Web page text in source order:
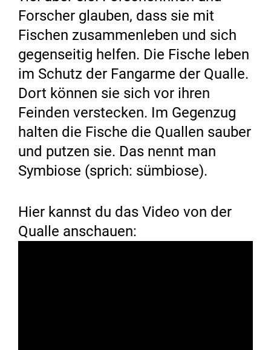
Forscher glauben, dass sie mit
Fischen zusammenleben und sich
gegenseitig helfen. Die Fische leben
im Schutz der Fangarme der Qualle.
Dort können sie sich vor ihren
Feinden verstecken. Im Gegenzug
halten die Fische die Quallen sauber
und putzen sie. Das nennt man
Symbiose (sprich: sümbiose).
Hier kannst du das Video von der
Qualle anschauen: